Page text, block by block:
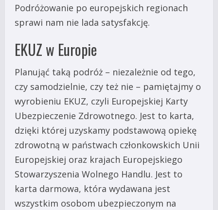
Podróżowanie po europejskich regionach
sprawi nam nie lada satysfakcję.
EKUZ w Europie
Planująć taką podróż – niezależnie od tego,
czy samodzielnie, czy też nie – pamiętajmy o
wyrobieniu EKUZ, czyli Europejskiej Karty
Ubezpieczenie Zdrowotnego. Jest to karta,
dzięki której uzyskamy podstawową opiekę
zdrowotną w państwach członkowskich Unii
Europejskiej oraz krajach Europejskiego
Stowarzyszenia Wolnego Handlu. Jest to
karta darmowa, która wydawana jest
wszystkim osobom ubezpieczonym na